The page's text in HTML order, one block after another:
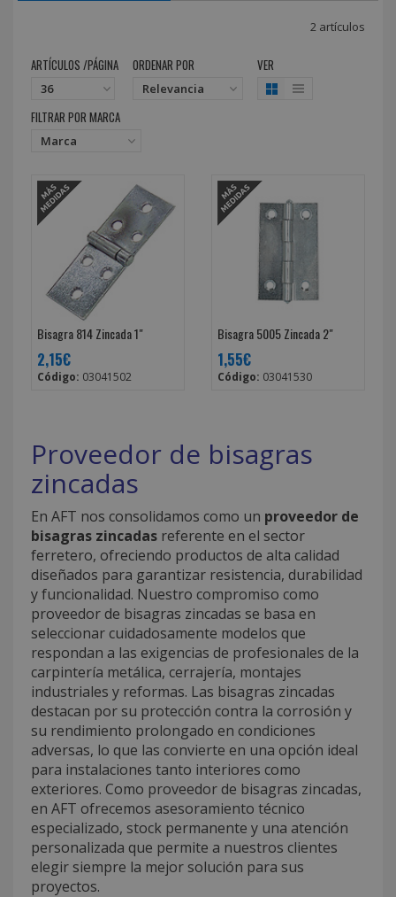
2 artículos
ARTÍCULOS /PÁGINA ORDENAR POR VER
FILTRAR POR MARCA
Bisagra 814 Zincada 1"
2,15€
Código: 03041502
Bisagra 5005 Zincada 2"
1,55€
Código: 03041530
Proveedor de bisagras
zincadas
En AFT nos consolidamos como un proveedor de
bisagras zincadas referente en el sector
ferretero, ofreciendo productos de alta calidad
diseñados para garantizar resistencia, durabilidad
y funcionalidad. Nuestro compromiso como
proveedor de bisagras zincadas se basa en
seleccionar cuidadosamente modelos que
respondan a las exigencias de profesionales de la
carpintería metálica, cerrajería, montajes
industriales y reformas. Las bisagras zincadas
destacan por su protección contra la corrosión y
su rendimiento prolongado en condiciones
adversas, lo que las convierte en una opción ideal
para instalaciones tanto interiores como
exteriores. Como proveedor de bisagras zincadas,
en AFT ofrecemos asesoramiento técnico
especializado, stock permanente y una atención
personalizada que permite a nuestros clientes
elegir siempre la mejor solución para sus
proyectos.